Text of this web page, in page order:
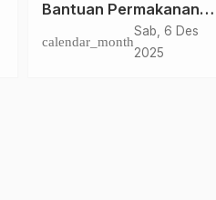
Bantuan Permakanan
dan Sandang bagi Lansia
di LKS Timbu Paraban
calendar_month
Sab, 6 Des
2025